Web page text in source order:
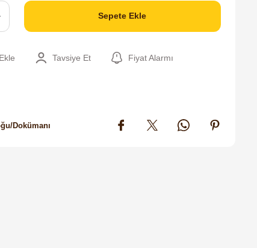
Sepete Ekle
Tavsiye Et Fiyat Alarmı
Dokümanı